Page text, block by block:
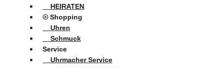
HEIRATEN
⦾ Shopping
Uhren
Schmuck
Service
Uhrmacher Service